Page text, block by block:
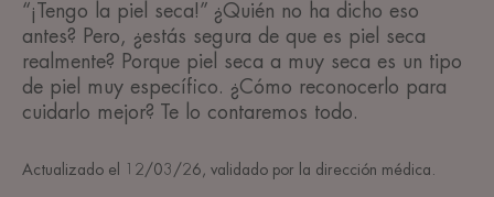
“¡Tengo la piel seca!” ¿Quién no ha dicho eso
antes? Pero, ¿estás segura de que es piel seca
realmente? Porque piel seca a muy seca es un tipo
de piel muy específico. ¿Cómo reconocerlo para
cuidarlo mejor? Te lo contaremos todo.
Actualizado el 12/03/26 , validado por la dirección médica